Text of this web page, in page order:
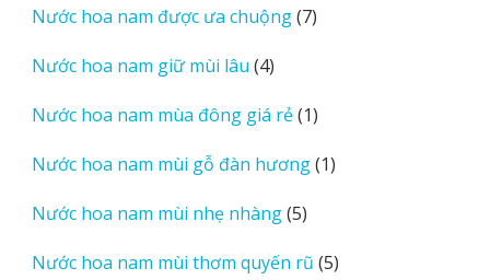
phẩm
Nước hoa nam được ưa chuộng 77
Nước hoa nam giữ mùi lâu 44
phẩm
Nước hoa nam mùa đông giá rẻ 11
phẩm
Nước hoa nam mùi gỗ đàn hương 11
Nước hoa nam mùi nhẹ nhàng 55
phẩm
Nước hoa nam mùi thơm quyến rũ 55